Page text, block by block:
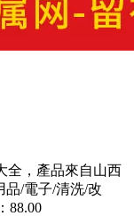
全，產品來自山西
品/電子/清洗/改
88.00